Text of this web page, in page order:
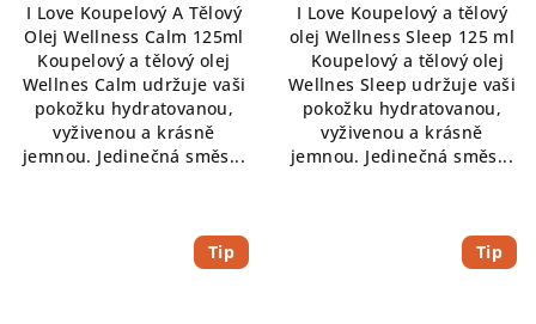
I Love Koupelový A Tělový
Olej Wellness Calm 125ml
Koupelový a tělový olej
Wellnes Calm udržuje vaši
pokožku hydratovanou,
vyživenou a krásně
jemnou. Jedinečná směs...
I Love Koupelový a tělový
olej Wellness Sleep 125 ml
Koupelový a tělový olej
Wellnes Sleep udržuje vaši
pokožku hydratovanou,
vyživenou a krásně
jemnou. Jedinečná směs...
Tip Tip